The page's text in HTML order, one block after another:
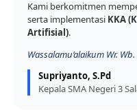
Kami berkomitmen
serta implementasi KKA
Artifisial).
Wassalamu’alaikum Wr. Wb.
Supriyanto, S.Pd
Kepala SMA Negeri 3